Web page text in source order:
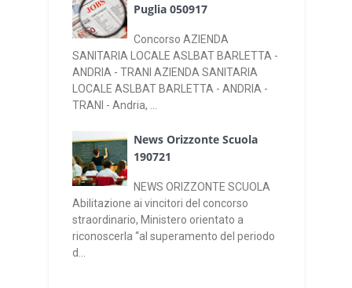
Puglia 050917
Concorso AZIENDA
SANITARIA LOCALE ASLBAT BARLETTA -
ANDRIA - TRANI AZIENDA SANITARIA
LOCALE ASLBAT BARLETTA - ANDRIA -
TRANI - Andria, ...
News Orizzonte Scuola
190721
NEWS ORIZZONTE SCUOLA
Abilitazione ai vincitori del concorso
straordinario, Ministero orientato a
riconoscerla “al superamento del periodo
d...